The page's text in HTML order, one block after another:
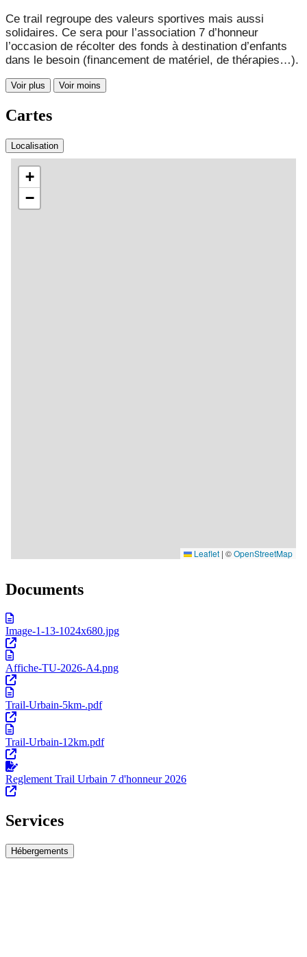
Ce trail regroupe des valeurs sportives mais aussi
solidaires. Ce sera pour l’association 7 d’honneur
l’occasion de récolter des fonds à destination d’enfants
dans le besoin (financement de matériel, de thérapies…).
Voir plus Voir moins
Cartes
Localisation
Documents
Image-1-13-1024x680.jpg
Affiche-TU-2026-A4.png
Trail-Urbain-5km-.pdf
Trail-Urbain-12km.pdf
Reglement Trail Urbain 7 d'honneur 2026
Services
Hébergements